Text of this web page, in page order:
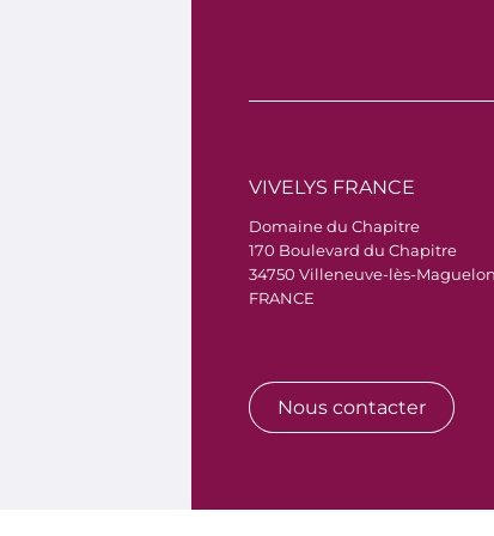
VIVELYS FRANCE
Domaine du Chapitre
170 Boulevard du Chapitre
34750 Villeneuve-lès-
FRANCE
Nous contacter